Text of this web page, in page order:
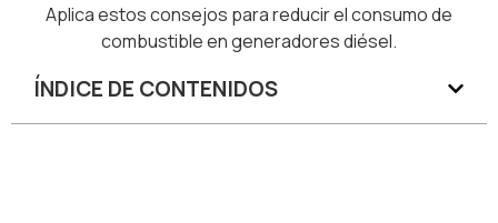
Aplica estos consejos para reducir el consumo de
combustible en generadores diésel.
ÍNDICE DE CONTENIDOS